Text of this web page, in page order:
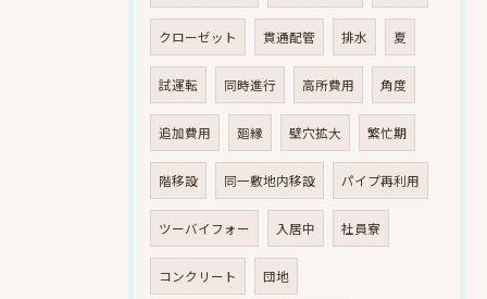
クローゼット 貫通配管 排水 夏
試運転 同時進行 高所費用 角度
追加費用 廻縁 壁穴拡大 繁忙期
階移設 同一敷地内移設 パイプ再利用
ツーバイフォー 入居中 社員寮
コンクリート 団地